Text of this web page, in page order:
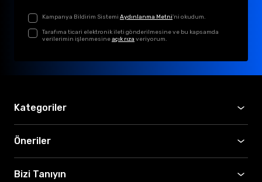
Kampanya Bildirim Sistemi Aydınlanma Metni'ni okudum.
Tarafıma ticari elektronik ileti gönderilmesine ve bu kapsamda
verilerimin işlenmesineaçık rıza veriyorum.
Kategoriler
Öneriler
Bizi Tanıyın